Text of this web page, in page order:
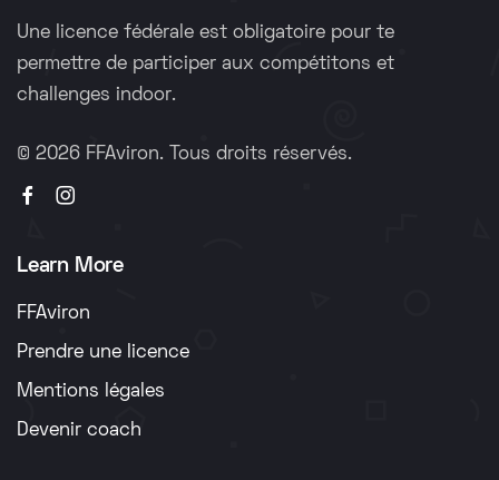
Une licence fédérale est obligatoire pour te
permettre de participer aux compétitons et
challenges indoor.
© 2026 FFAviron. Tous droits réservés.
Learn More
FFAviron
Prendre une licence
Mentions légales
Devenir coach